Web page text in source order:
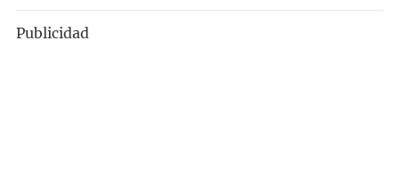
Publicidad